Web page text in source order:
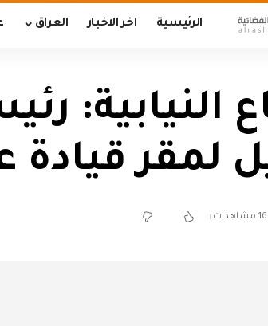
الرئيسية اخر الاخبار العراق
النيابية:
لمقر قيادة
16 مشاهدات